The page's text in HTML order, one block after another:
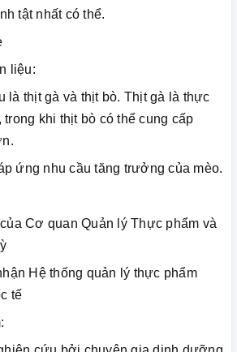
tật nhất có thể.
liệu:
là thịt gà và thịt bò. Thịt gà là thực
khi thịt bò có thể cung cấp
ứng nhu cầu tăng trưởng của mèo.
Cơ quan Quản lý Thực phẩm và
Hệ thống quản lý thực phẩm
tế